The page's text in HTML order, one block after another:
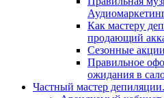
Как мастеру
продающий
Сезонные
Правильное
ожидания в
Частный мастер